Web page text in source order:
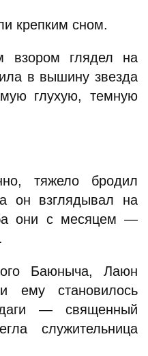
крепким сном.
взором глядел на
в вышину звезда
глухую, темную
тяжело бродил
он взглядывал на
они с месяцем —
Баюныча, Лаюн
ему становилось
— священный
служительница